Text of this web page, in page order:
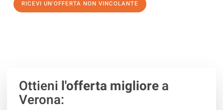
RICEVI UN'OFFERTA NON VINCOLANTE
Ottieni l'offerta migliorea
Verona: